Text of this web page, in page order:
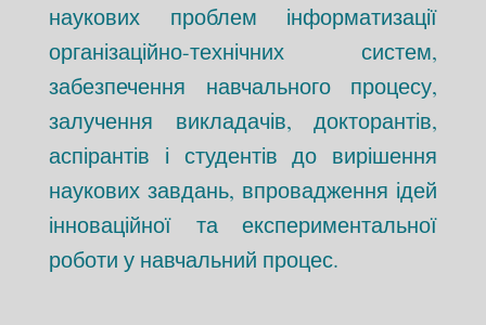
наукових проблем інформатизації
організаційно-технічних систем,
забезпечення навчального процесу,
залучення викладачів, докторантів,
аспірантів і студентів до вирішення
наукових завдань, впровадження ідей
інноваційної та експериментальної
роботи у навчальний процес.